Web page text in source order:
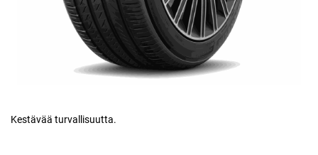
Kestävää turvallisuutta.